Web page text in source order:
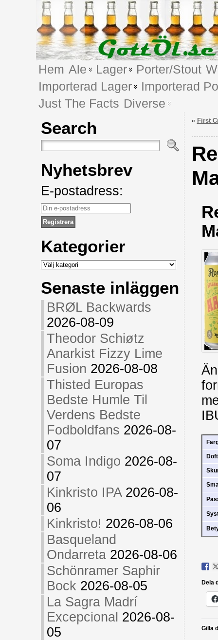
Hem Ale Lager Porter/Stout
Importerad Lager
Importerad
Just The Facts Diverse
Search
Nyhetsbrev
E-postadress:
Kategorier
Kategorier
Senaste inläggen
BRØL Backwards
2026-08-09
Theodor Schiøtz
Anarkist Fizzy Lime
Fusion 2026-08-08
Thisted Europas
Bedste Humle Til
Verdens Bedste
Fodboldfans 2026-08-
07
Soma Indigo 2026-08-
07
Kinkristo IPA 2026-08-
06
Kinkristo! 2026-08-06
Basqueland
Ondarreta 2026-08-06
Schönramer Saphir
Bock 2026-08-05
La Sagra Madrí
Excepcional 2026-08-
05
« First
Doft
Dela
Gilla